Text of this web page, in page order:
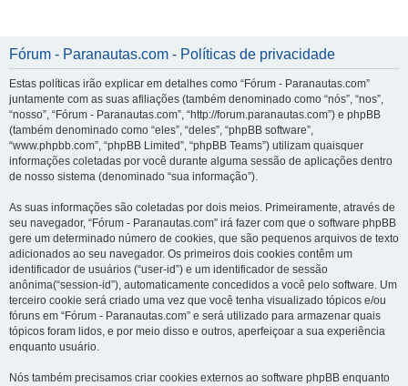
Fórum - Paranautas.com - Políticas de privacidade
Estas políticas irão explicar em detalhes como “Fórum - Paranautas.com”
juntamente com as suas afiliações (também denominado como “nós”, “nos”,
“nosso”, “Fórum - Paranautas.com”, “http://forum.paranautas.com”) e phpBB
(também denominado como “eles”, “deles”, “phpBB software”,
“www.phpbb.com”, “phpBB Limited”, “phpBB Teams”) utilizam quaisquer
informações coletadas por você durante alguma sessão de aplicações dentro
de nosso sistema (denominado “sua informação”).
As suas informações são coletadas por dois meios. Primeiramente, através de
seu navegador, “Fórum - Paranautas.com” irá fazer com que o software phpBB
gere um determinado número de cookies, que são pequenos arquivos de texto
adicionados ao seu navegador. Os primeiros dois cookies contêm um
identificador de usuários (“user-id”) e um identificador de sessão
anônima(“session-id”), automaticamente concedidos a você pelo software. Um
terceiro cookie será criado uma vez que você tenha visualizado tópicos e/ou
fóruns em “Fórum - Paranautas.com” e será utilizado para armazenar quais
tópicos foram lidos, e por meio disso e outros, aperfeiçoar a sua experiência
enquanto usuário.
Nós também precisamos criar cookies externos ao software phpBB enquanto